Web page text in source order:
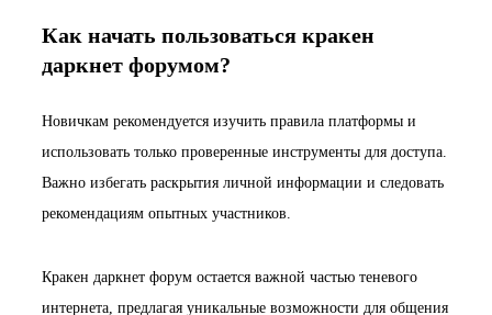
Как начать пользоваться кракен
даркнет форумом?
Новичкам рекомендуется изучить правила платформы и
использовать только проверенные инструменты для доступа.
Важно избегать раскрытия личной информации и следовать
рекомендациям опытных участников.
Кракен даркнет форум остается важной частью теневого
интернета, предлагая уникальные возможности для общения